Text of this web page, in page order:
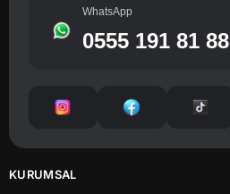
WhatsApp
0555 191 81 88
KURUMSAL